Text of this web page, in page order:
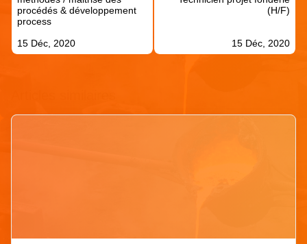
procédés & développement
process
15 Déc, 2020
(H/F)
15 Déc, 2020